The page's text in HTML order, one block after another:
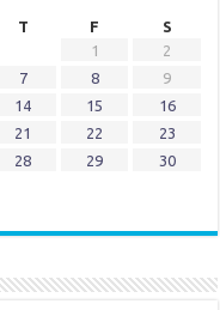
T F
S
1
2
7 8
9
14 15
16
21 22
23
28 29
30